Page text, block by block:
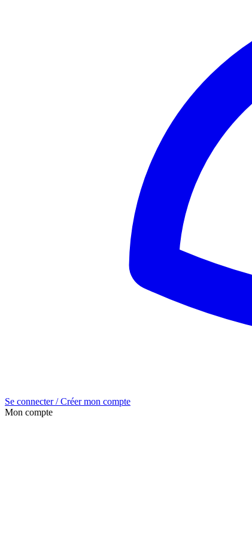
Se connecter / Créer mon compte
Mon compte